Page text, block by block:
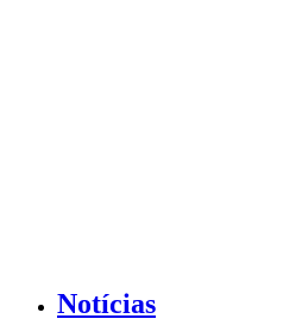
Notícias